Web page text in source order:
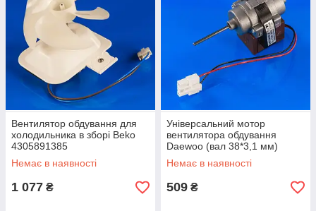
Вентилятор обдування для
холодильника в зборі Beko
4305891385
Немає в наявності
1 077 ₴
Універсальний мотор
вентилятора обдування
Daewoo (вал 38*3,1 мм)
Немає в наявності
509 ₴